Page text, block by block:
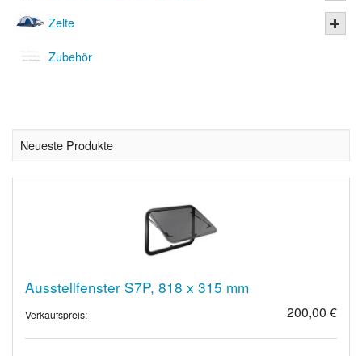
Zelte
Zubehör
Neueste Produkte
Ausstellfenster S7P, 818 x 315 mm
Verkaufspreis: 200,00 €